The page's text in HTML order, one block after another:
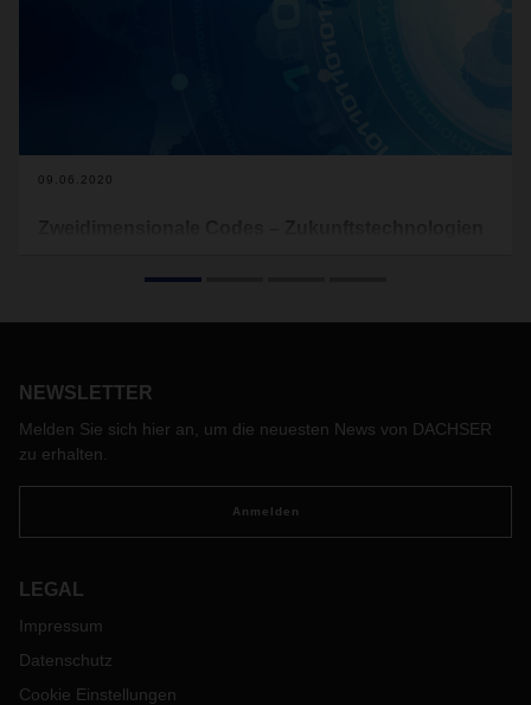
09.06.2020
Und welchen Nutzen bringen diese Codes ganz konkret für
NEWSLETTER
Melden Sie sich hier an, um die neuesten News von DACHSER
zu erhalten.
Anmelden
LEGAL
Impressum
Datenschutz
Cookie Einstellungen